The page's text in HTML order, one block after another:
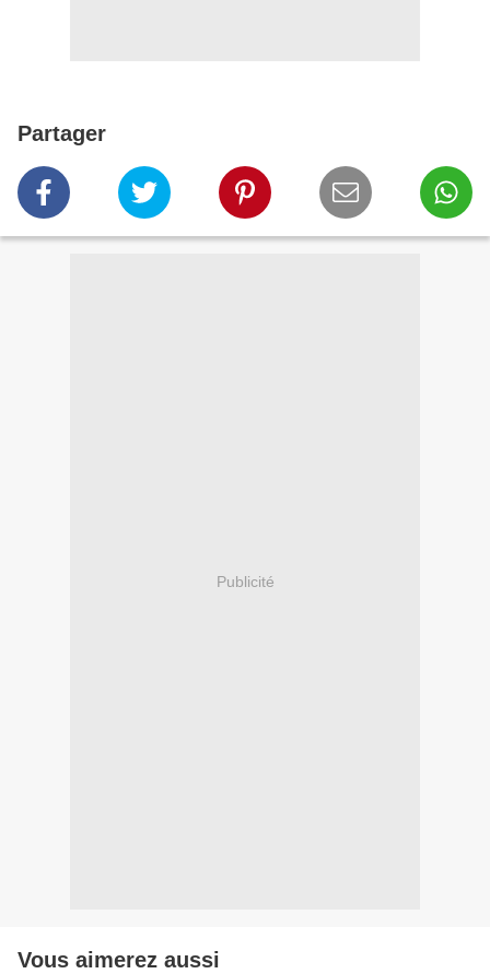
Partager
Publicité
Vous aimerez aussi